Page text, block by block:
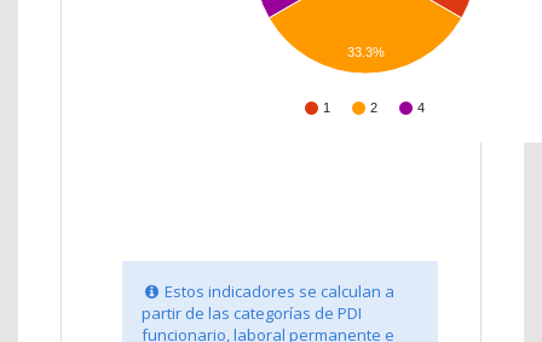
1 2 4
33.3%
Estos indicadores se calculan a
partir de las categorías de PDI
funcionario, laboral permanente e